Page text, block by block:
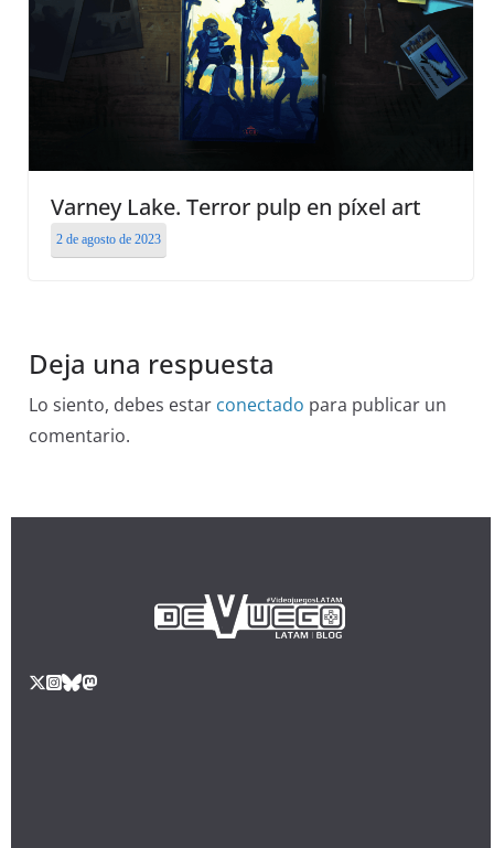
Varney Lake. Terror pulp en píxel art
2 de agosto de 2023
Deja una respuesta
Lo siento, debes estar conectado para publicar un
comentario.